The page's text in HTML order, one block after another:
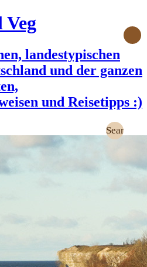
landestypischen
und der ganzen
und Reisetipps :)
Search